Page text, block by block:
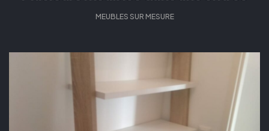
MEUBLES SUR MESURE